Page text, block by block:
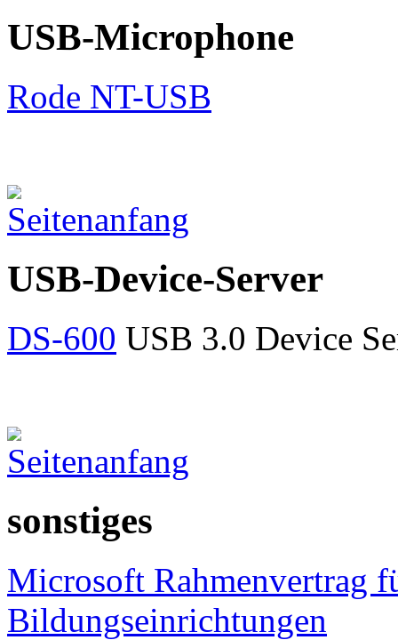
USB-Microphone
Rode NT-USB
USB-Device-Server
DS-600 USB 3.0 Device
sonstiges
Microsoft Rahmenvertrag
Bildungseinrichtungen